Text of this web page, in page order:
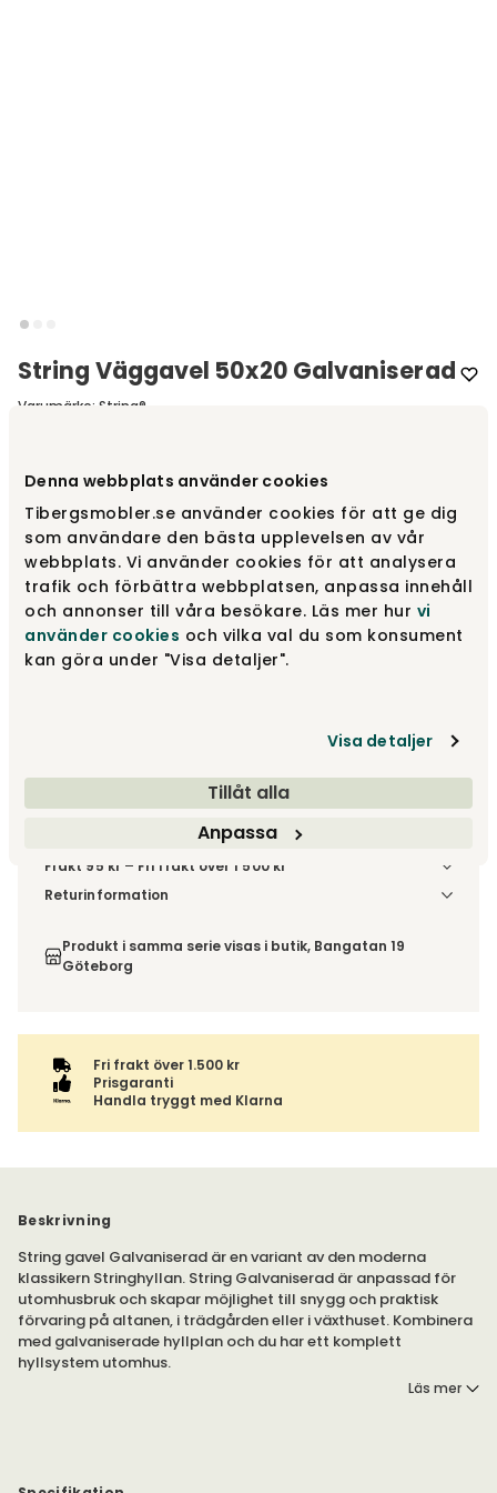
Denna webbplats använder cookies
Tibergsmobler.se använder cookies för att ge dig
som användare den bästa upplevelsen av vår
webbplats. Vi använder cookies för att analysera
trafik och förbättra webbplatsen, anpassa innehåll
och annonser till våra besökare. Läs mer hur vi
använder cookies och vilka val du som konsument
kan göra under "Visa detaljer".
Visa detaljer
Tillåt alla
Anpassa
String Väggavel 50x20 Galvaniserad
Varumärke: String®
Välj storlek
50x20 Vägg
870 kr Säljs endast i 2 pack.
Lägg i varukorg
Skickas inom 2 vardagar
Frakt 95 kr – Fri frakt över 1 500 kr
Denna vara skickas till ett ombud. Du väljer själv i kassan
varan ihop med andra produkter skickas hela ordern
tillsammans med samma fraktalternativ.
Returinformation
order, enligt distansavtalslagen.
Produkt i samma serie visas i butik, Bangatan 19
Göteborg
Fri frakt över 1.500 kr
Prisgaranti
Handla tryggt med Klarna
Beskrivning
String gavel Galvaniserad är en variant av den moderna
klassikern Stringhyllan. String Galvaniserad är anpassad för
utomhusbruk och skapar möjlighet till snygg och praktisk
förvaring på altanen, i trädgården eller i växthuset. Kombinera
med galvaniserade hyllplan och du har ett komplett
hyllsystem utomhus.
Läs mer